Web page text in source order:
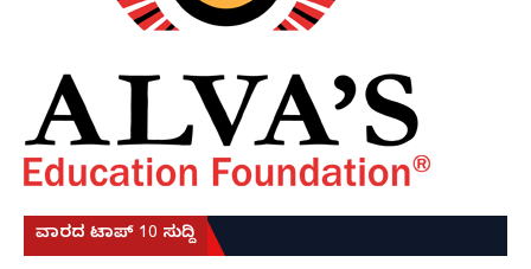
ವಾರದ ಟಾಪ್ 10 ಸುದ್ದಿ